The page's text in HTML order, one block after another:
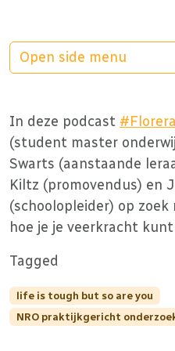
In deze podcast
(student master
Swarts (aanstaande
Kiltz (promovendus) en
(schoolopleider) op
hoe je je veerkracht
Tagged
life is tough but so are you
NRO praktijkgericht
Open side menu